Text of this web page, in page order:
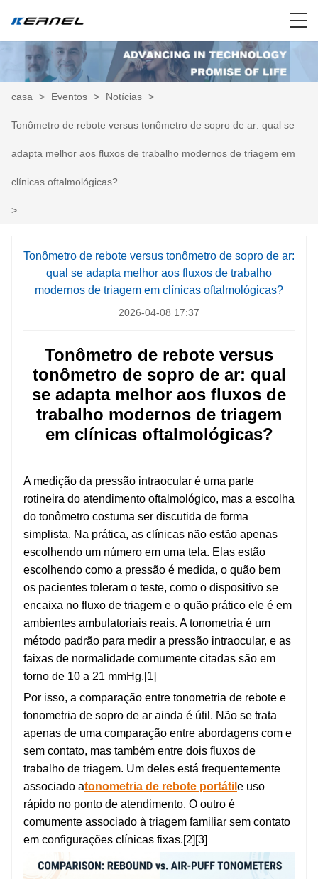
casa > Eventos > Notícias >
Tonômetro de rebote versus tonômetro de sopro de ar: qual se
adapta melhor aos fluxos de trabalho modernos de triagem em
clínicas oftalmológicas?
>
Tonômetro de rebote versus tonômetro de sopro de ar:
qual se adapta melhor aos fluxos de trabalho
modernos de triagem em clínicas oftalmológicas?
2026-04-08 17:37
Tonômetro de rebote versus
tonômetro de sopro de ar: qual
se adapta melhor aos fluxos de
trabalho modernos de triagem
em clínicas oftalmológicas?
A medição da pressão intraocular é uma parte
rotineira do atendimento oftalmológico, mas a escolha
do tonômetro costuma ser discutida de forma
simplista. Na prática, as clínicas não estão apenas
escolhendo um número em uma tela. Elas estão
escolhendo como a pressão é medida, o quão bem
os pacientes toleram o teste, como o dispositivo se
encaixa no fluxo de triagem e o quão prático ele é em
ambientes ambulatoriais reais. A tonometria é um
método padrão para medir a pressão intraocular, e as
faixas de normalidade comumente citadas são em
torno de 10 a 21 mmHg.[1]
Por isso, a comparação entre tonometria de rebote e
tonometria de sopro de ar ainda é útil. Não se trata
apenas de uma comparação entre abordagens com e
sem contato, mas também entre dois fluxos de
trabalho de triagem. Um deles está frequentemente
associado atonometria de rebote portátil e uso
rápido no ponto de atendimento. O outro é
comumente associado à triagem familiar sem contato
em configurações clínicas fixas.[2][3]